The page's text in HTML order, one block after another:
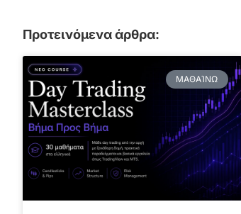
Προτεινόμενα άρθρα:
ΜΑΘΑΊΝΩ